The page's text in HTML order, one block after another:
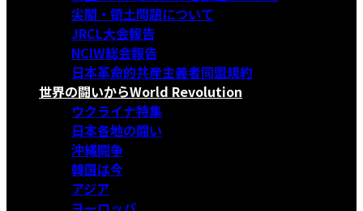
尖閣・領土問題について
JRCL大会報告
NCIW総会報告
日本革命的共産主義者同盟規約
世界の闘いからWorld Revolution
ウクライナ特集
日本各地の闘い
沖縄闘争
韓国は今
アジア